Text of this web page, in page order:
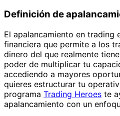
Definición de
El apalancamiento en trading
financiera que permite a los
dinero del que realmente
poder de multiplicar tu
accediendo a mayores
quieres estructurar tu
programa Trading Heroes te
apalancamiento con un